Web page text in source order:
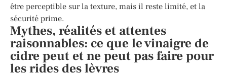
être perceptible sur la texture, mais il reste limité, et la
sécurité prime.
Mythes, réalités et attentes
raisonnables: ce que le vinaigre de
cidre peut et ne peut pas faire pour
les rides des lèvres